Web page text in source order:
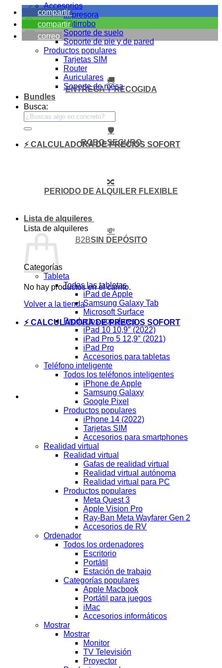
Accesorios
Impresora
Antirrobo
Soporte de suelo
Soporte de pie y de pared
Productos populares
Tarjetas SIM
Router
Auriculares
Soporte de mesa
Bundles
Busca:
⚡ CALCULADORA DE PRECIOS SOFORT
Lista de alquileres
Lista de alquileres
No hay productos en el carrito.
Volver a la tienda
⚡ CALCULADORA DE PRECIOS SOFORT
compartir
compartir
correo
🚚
ENTREGA Y RECOGIDA
🛡️
ROBO-SEGURO
🔀
PERIODO DE ALQUILER FLEXIBLE
💸
B2BSIN DEPÓSITO
Categorías
Tableta
Todas las tabletas
iPad de Apple
Samsung Galaxy Tab
Microsoft Surface
Productos populares
iPad 10 10,9″ (2022)
iPad Pro 5 12,9″ (2021)
iPad Pro
Accesorios para tabletas
Teléfono inteligente
Todos los teléfonos inteligentes
iPhone de Apple
Samsung Galaxy
Google Pixel
Productos populares
iPhone 14 (2022)
Tarjetas SIM
Accesorios para smartphones
Realidad virtual
Realidad virtual
Gafas de realidad virtual
Realidad virtual autónoma
Realidad virtual para PC
Productos populares
Meta Quest 3
Apple Vision Pro
Ray-Ban Meta Wayfarer Gen 2
Accesorios de RV
Ordenador
Todos los ordenadores
Escritorio
Portátil
Estación de trabajo
Categorías populares
Apple Macbook
Portátil para juegos
iMac
Accesorios informáticos
Mostrar
Mostrar
Monitor
TV Televisión
Proyector